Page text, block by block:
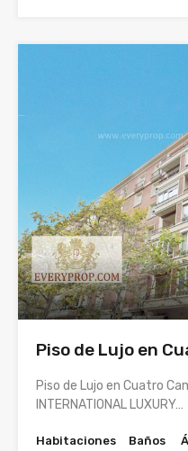
Piso de Lujo en
Piso de Lujo en Cuatro
INTERNATIONAL LUXURY…
Habitaciones
Baños